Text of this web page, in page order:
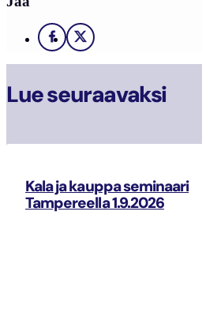
Facebook
X
Lue seuraavaksi
Kala ja kauppa seminaari
Tampereella 1.9.2026